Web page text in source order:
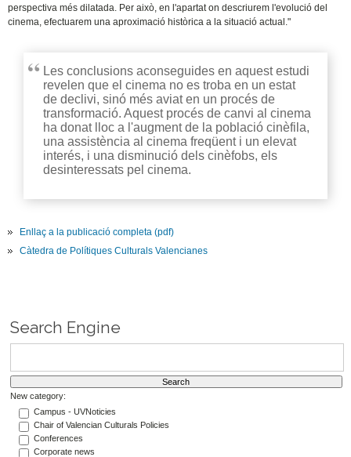
perspectiva més dilatada. Per això, en l'apartat on descriurem l'evolució del
cinema, efectuarem una aproximació històrica a la situació actual."
Les conclusions aconseguides en aquest estudi
revelen que el cinema no es troba en un estat
de declivi, sinó més aviat en un procés de
transformació. Aquest procés de canvi al cinema
ha donat lloc a l'augment de la població cinèfila,
una assistència al cinema freqüent i un elevat
interés, i una disminució dels cinèfobs, els
desinteressats pel cinema.
Enllaç a la publicació completa (pdf)
Càtedra de Polítiques Culturals Valencianes
Search Engine
New category:
Campus - UVNoticies
Chair of Valencian Culturals Policies
Conferences
Corporate news